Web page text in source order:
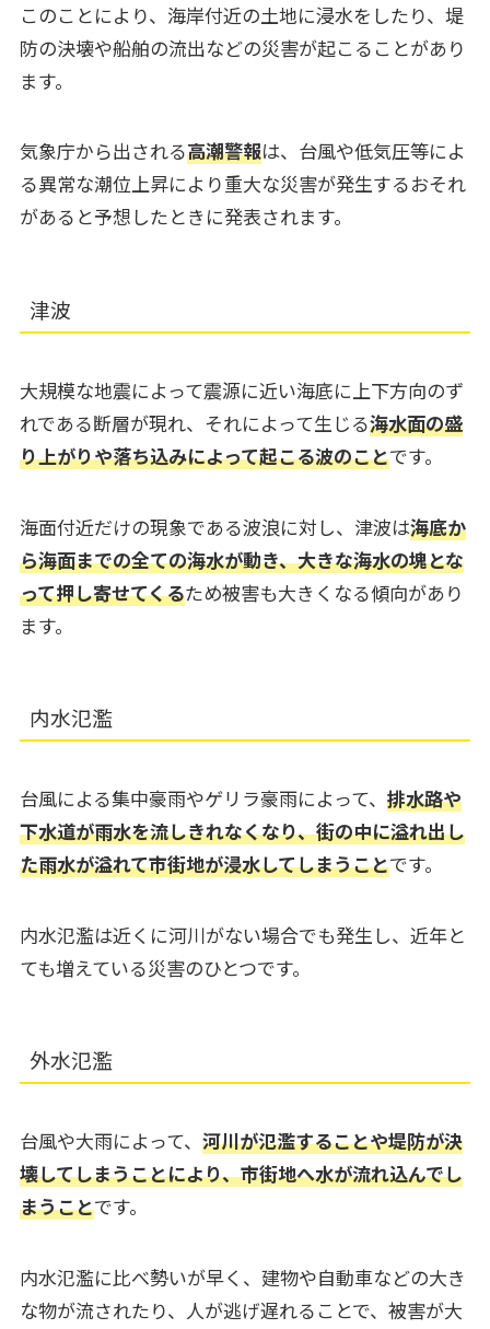
このことにより、海岸付近の土地に浸水をしたり、堤
防の決壊や船舶の流出などの災害が起こることがあり
ます。
気象庁から出される高潮警報は、台風や低気圧等によ
る異常な潮位上昇により重大な災害が発生するおそれ
があると予想したときに発表されます。
津波
大規模な地震によって震源に近い海底に上下方向のず
れである断層が現れ、それによって生じる海水面の盛
り上がりや落ち込みによって起こる波のことです。
海面付近だけの現象である波浪に対し、津波は海底か
ら海面までの全ての海水が動き、大きな海水の塊とな
って押し寄せてくるため被害も大きくなる傾向があり
ます。
内水氾濫
台風による集中豪雨やゲリラ豪雨によって、 排水路や
下水道が雨水を流しきれなくなり、街の中に溢れ出し
た雨水が溢れて市街地が浸水してしまうことです。
内水氾濫は近くに河川がない場合でも発生し、近年と
ても増えている災害のひとつです。
外水氾濫
台風や大雨によって、 河川が氾濫することや堤防が決
壊してしまうことにより、市街地へ水が流れ込んでし
まうことです。
内水氾濫に比べ勢いが早く、建物や自動車などの大き
な物が流されたり、人が逃げ遅れることで、被害が大